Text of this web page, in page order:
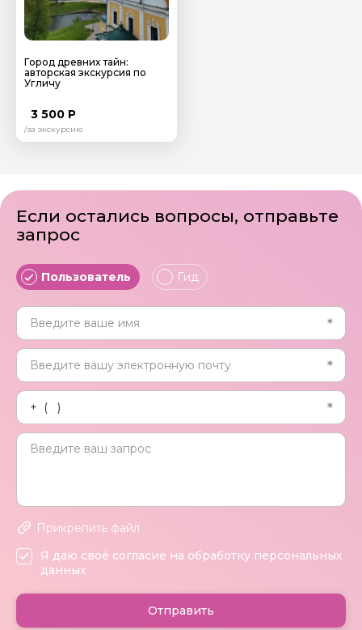
Город древних тайн:
авторская экскурсия по
Угличу
3 500 Р
/за экскурсию
Если остались вопросы, отправьте
запрос
Пользователь Гид
Прикрепить файл
Я даю своё согласие на обработку персональных
данных
Отправить
Я даю своё согласие на обработку персональных
данных